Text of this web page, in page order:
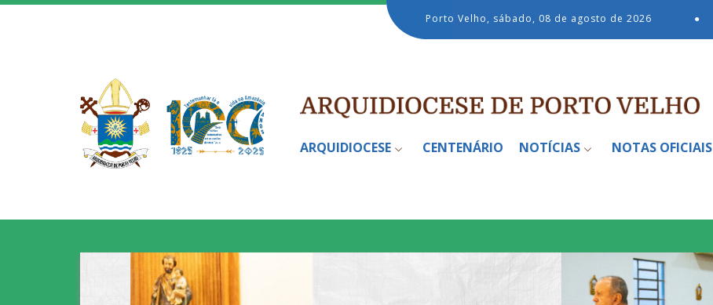
Porto Velho, sábado, 08 de agosto de 2026 ●
ARQUIDIOCESE CENTENÁRIO NOTÍCIAS NOTAS OFICIAIS